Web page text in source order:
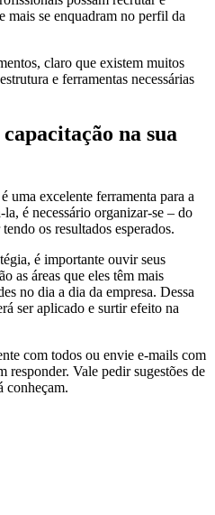
mais se enquadram no perfil da
claro que existem muitos
e ferramentas necessárias
na sua
uma excelente ferramenta para a
é necessário organizar-se – do
os resultados esperados.
é importante ouvir seus
as áreas que eles têm mais
no dia a dia da empresa. Dessa
ser aplicado e surtir efeito na
com todos ou envie e-mails com
responder. Vale pedir sugestões de
conheçam.